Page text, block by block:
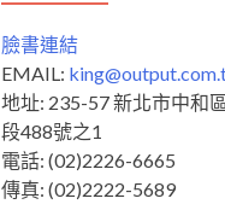
臉書連結
EMAIL:
地址: 235-57 新北市中和
段488號之1
電話: (02)2226-6665
傳真: (02)2222-5689